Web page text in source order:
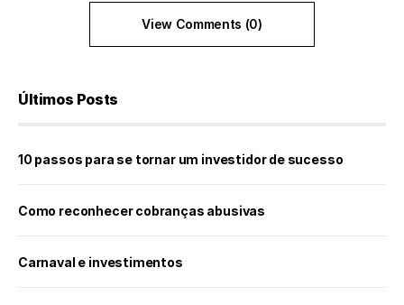
View Comments (0)
Últimos Posts
10 passos para se tornar um investidor de sucesso
Como reconhecer cobranças abusivas
Carnaval e investimentos